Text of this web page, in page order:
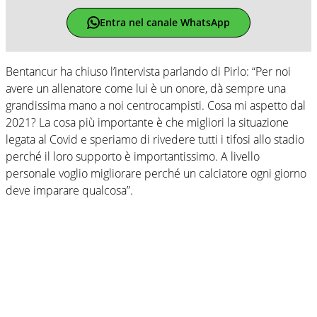
Entra nel canale WhatsApp
Bentancur ha chiuso l’intervista parlando di Pirlo: “Per noi
avere un allenatore come lui è un onore, dà sempre una
grandissima mano a noi centrocampisti. Cosa mi aspetto dal
2021? La cosa più importante è che migliori la situazione
legata al Covid e speriamo di rivedere tutti i tifosi allo stadio
perché il loro supporto è importantissimo. A livello
personale voglio migliorare perché un calciatore ogni giorno
deve imparare qualcosa”.